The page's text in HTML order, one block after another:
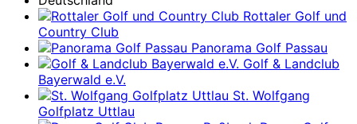
Rottaler Golf und
Country Club
Panorama Golf Passau
Golf & Landclub
Bayerwald e.V.
St. Wolfgang
Golfplatz Uttlau